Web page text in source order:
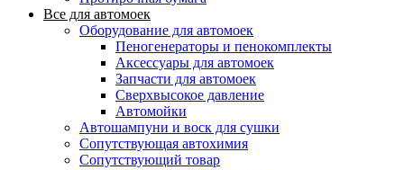
Все для автомоек
Оборудование для автомоек
Пеногенераторы и пенокомплекты
Аксессуары для автомоек
Запчасти для автомоек
Сверхвысокое давление
Автомойки
Автошампуни и воск для сушки
Сопутствующая автохимия
Сопутствующий товар